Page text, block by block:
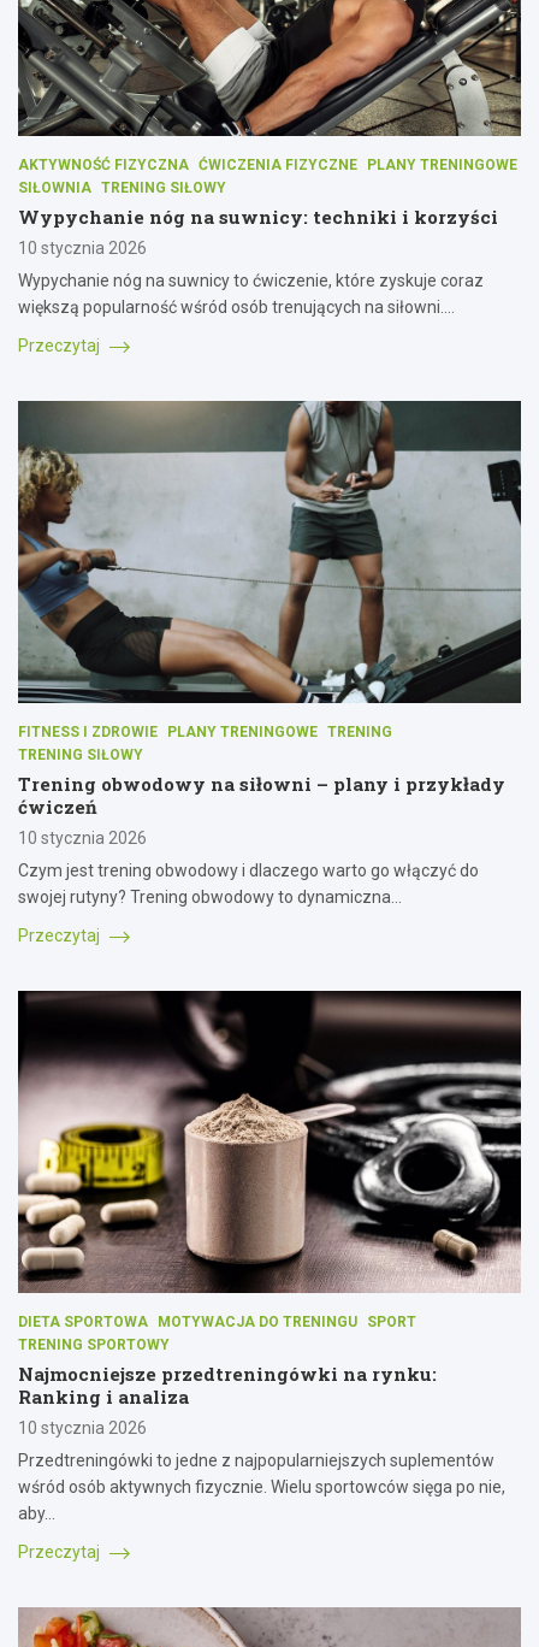
AKTYWNOŚĆ FIZYCZNA ĆWICZENIA FIZYCZNE
PLANY TRENINGOWE
SIŁOWNIA TRENING SIŁOWY
Wypychanie nóg na suwnicy: techniki i korzyści
10 stycznia 2026
Wypychanie nóg na suwnicy to ćwiczenie, które zyskuje coraz
większą popularność wśród osób trenujących na siłowni.…
Przeczytaj
FITNESS I ZDROWIE PLANY TRENINGOWE TRENING
TRENING SIŁOWY
Trening obwodowy na siłowni – plany i przykłady
ćwiczeń
10 stycznia 2026
Czym jest trening obwodowy i dlaczego warto go włączyć do
swojej rutyny? Trening obwodowy to dynamiczna…
Przeczytaj
DIETA SPORTOWA MOTYWACJA DO TRENINGU
SPORT
TRENING SPORTOWY
Najmocniejsze przedtreningówki na rynku:
Ranking i analiza
10 stycznia 2026
Przedtreningówki to jedne z najpopularniejszych suplementów
wśród osób aktywnych fizycznie. Wielu sportowców sięga po nie,
aby…
Przeczytaj